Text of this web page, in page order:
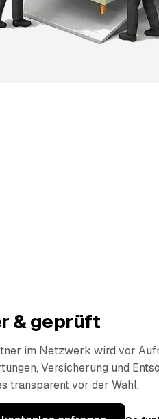
& geprüft
im Netzwerk wird vor
Versicherung und
transparent vor der Wahl.